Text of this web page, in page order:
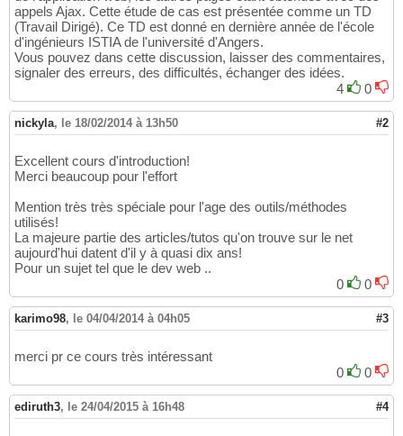
appels Ajax. Cette étude de cas est présentée comme un TD
(Travail Dirigé). Ce TD est donné en dernière année de l'école
d'ingénieurs ISTIA de l'université d'Angers.
Vous pouvez dans cette discussion, laisser des commentaires,
signaler des erreurs, des difficultés, échanger des idées.
4
0
nickyla, le 18/02/2014 à 13h50 #2
Excellent cours d'introduction!
Merci beaucoup pour l'effort
Mention très très spéciale pour l'age des outils/méthodes
utilisés!
La majeure partie des articles/tutos qu'on trouve sur le net
aujourd'hui datent d'il y à quasi dix ans!
Pour un sujet tel que le dev web ..
0
0
karimo98, le 04/04/2014 à 04h05 #3
merci pr ce cours très intéressant
0
0
ediruth3, le 24/04/2015 à 16h48 #4